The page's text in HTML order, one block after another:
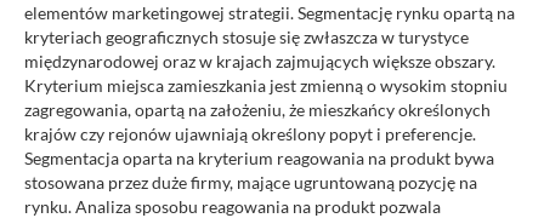
elementów marketingowej strategii. Segmentację rynku opartą na
kryteriach geograficznych stosuje się zwłaszcza w turystyce
międzynarodowej oraz w krajach zajmujących większe obszary.
Kryterium miejsca zamieszkania jest zmienną o wysokim stopniu
zagregowania, opartą na założeniu, że mieszkańcy określonych
krajów czy rejonów ujawniają określony popyt i preferencje.
Segmentacja oparta na kryterium reagowania na produkt bywa
stosowana przez duże firmy, mające ugruntowaną pozycję na
rynku. Analiza sposobu reagowania na produkt pozwala